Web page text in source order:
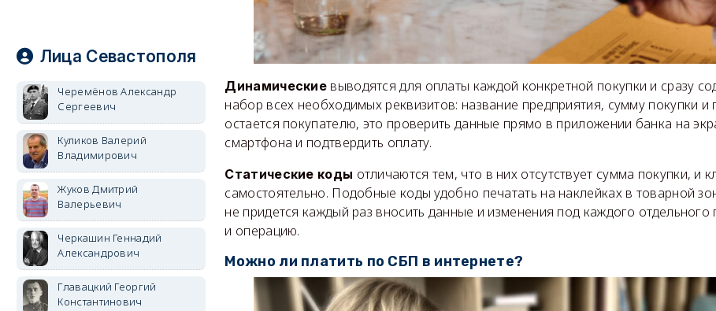
Динамические выводятся для оплаты каждой конкретной покупки и сразу
набор всех необходимых реквизитов: название предприятия, сумму покупки и
остается покупателю, это проверить данные прямо в приложении банка на
смартфона и подтвердить оплату.
Статические коды отличаются тем, что в них отсутствует сумма покупки, и
самостоятельно. Подобные коды удобно печатать на наклейках в товарной
не придется каждый раз вносить данные и изменения под каждого отдельного
и операцию.
Можно ли платить по СБП в интернете?
Лица Севастополя
Черемёнов Александр
Сергеевич
Куликов Валерий
Владимирович
Жуков Дмитрий
Валерьевич
Черкашин Геннадий
Александрович
Главацкий Георгий
Константинович